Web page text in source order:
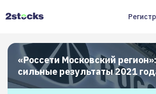
«Россети Московский регион»:
сильные результаты 2021